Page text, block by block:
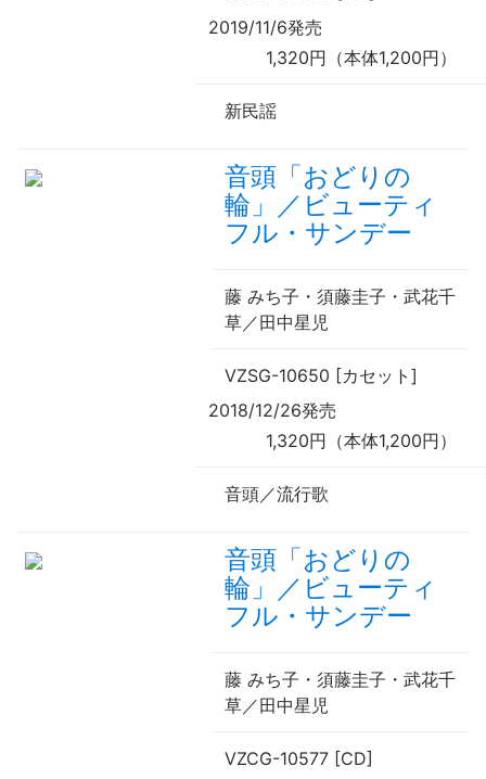
2019/11/6発売
1,320円（本体1,200円）
新民謡
音頭「おどりの
輪」／ビューティ
フル・サンデー
藤 みち子・須藤圭子・武花千
草／田中星児
VZSG-10650 [カセット]
2018/12/26発売
1,320円（本体1,200円）
音頭／流行歌
音頭「おどりの
輪」／ビューティ
フル・サンデー
藤 みち子・須藤圭子・武花千
草／田中星児
VZCG-10577 [CD]